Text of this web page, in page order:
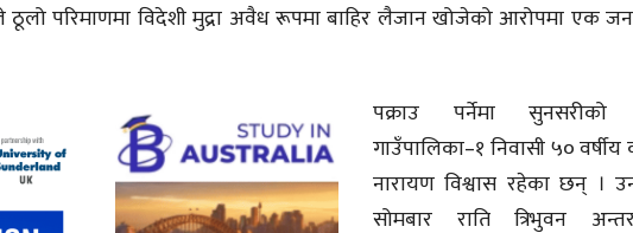
ठूलो परिमाणमा विदेशी मुद्रा अवैध रूपमा बाहिर लैजान खोजेको आरोपमा एक
पक्राउ पर्नेमा सुनसरीको
गाउँपालिका–१ निवासी ५०
नारायण विश्वास रहेका छन् ।
सोमबार राति त्रिभुवन